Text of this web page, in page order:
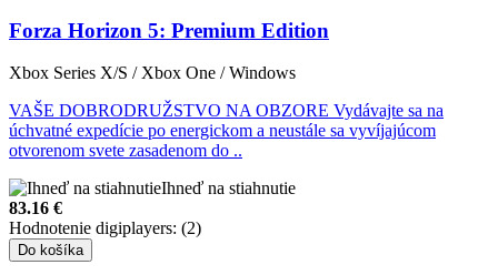
Forza Horizon 5: Premium Edition
Xbox Series X/S / Xbox One / Windows
VAŠE DOBRODRUŽSTVO NA OBZORE Vydávajte sa na
úchvatné expedície po energickom a neustále sa vyvíjajúcom
otvorenom svete zasadenom do ..
Ihneď na stiahnutie
83.16 €
Hodnotenie digiplayers: (2)
Do košíka